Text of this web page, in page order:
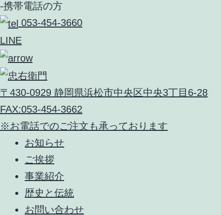
-携帯電話の方
053-454-3660
LINE
〒430-0929 静岡県浜松市中央区中央3丁目6-28
FAX:053-454-3662
※お電話でのご注文も承っております
お知らせ
ご挨拶
事業紹介
歴史と伝統
お問い合わせ